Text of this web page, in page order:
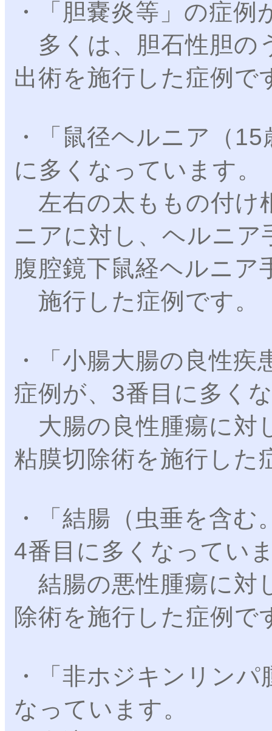
・「胆嚢炎等」の症
多くは、胆石性胆の
出術を施行した症例で
・「鼠径ヘルニア（
に多くなっています。
左右の太ももの付け
ニアに対し、ヘルニア
腹腔鏡下鼠経ヘルニア
施行した症例です。
・「小腸大腸の良性
症例が、3番目に多く
大腸の良性腫瘍に対
粘膜切除術を施行した
・「結腸（虫垂を含
4番目に多くなってい
結腸の悪性腫瘍に対
除術を施行した症例で
・「非ホジキンリン
なっています。